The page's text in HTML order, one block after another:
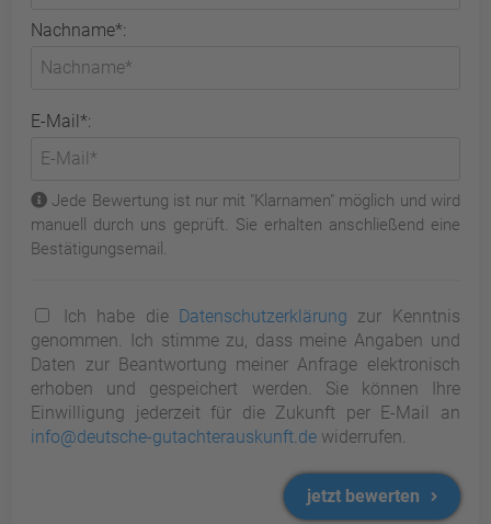
Nachname*:
E-Mail*:
Jede Bewertung ist nur mit "Klarnamen" möglich und wird
manuell durch uns geprüft. Sie erhalten anschließend eine
Bestätigungsemail.
Ich habe die Datenschutzerklärung zur Kenntnis
genommen. Ich stimme zu, dass meine Angaben und
Daten zur Beantwortung meiner Anfrage elektronisch
erhoben und gespeichert werden. Sie können Ihre
Einwilligung jederzeit für die Zukunft per E-Mail an
info@deutsche-gutachterauskunft.de widerrufen.
jetzt bewerten